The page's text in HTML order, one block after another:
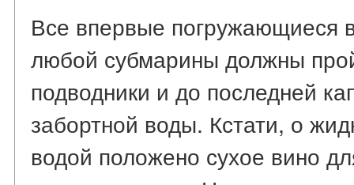
Все впервые погружающиеся
любой субмарины должны
подводники и до последней
забортной воды. Кстати, о
водой положено сухое вино